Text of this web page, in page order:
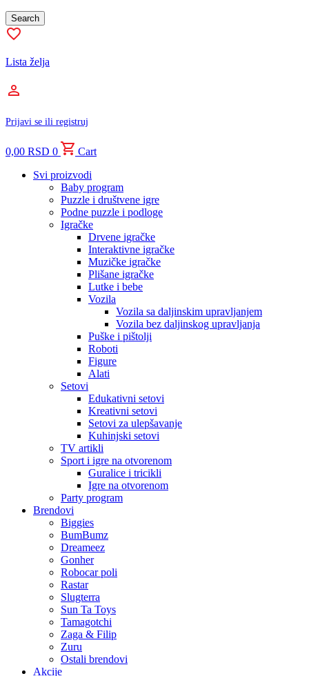
Search
Lista želja
Prijavi se ili registruj
0,00 RSD 0
Cart
Svi proizvodi
Baby program
Puzzle i društvene igre
Podne puzzle i podloge
Igračke
Drvene igračke
Interaktivne igračke
Muzičke igračke
Plišane igračke
Lutke i bebe
Vozila
Vozila sa daljinskim upravljanjem
Vozila bez daljinskog upravljanja
Puške i pištolji
Roboti
Figure
Alati
Setovi
Edukativni setovi
Kreativni setovi
Setovi za ulepšavanje
Kuhinjski setovi
TV artikli
Sport i igre na otvorenom
Guralice i tricikli
Igre na otvorenom
Party program
Brendovi
Biggies
BumBumz
Dreameez
Gonher
Robocar poli
Rastar
Slugterra
Sun Ta Toys
Tamagotchi
Zaga & Filip
Zuru
Ostali brendovi
Akcije